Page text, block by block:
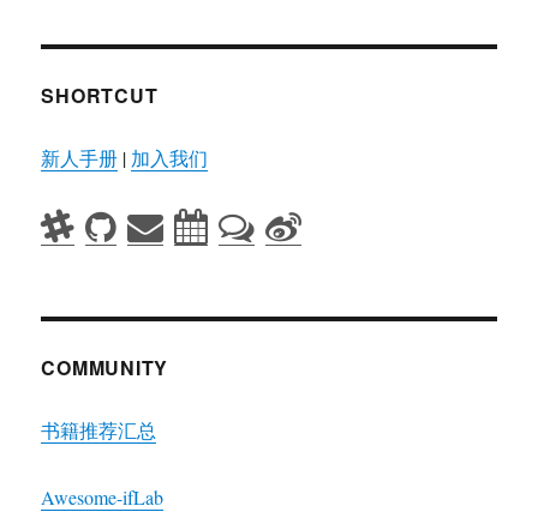
SHORTCUT
新人手册 | 加入我们
COMMUNITY
书籍推荐汇总
Awesome-ifLab